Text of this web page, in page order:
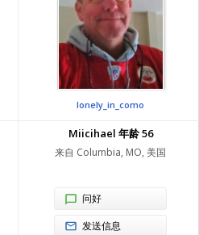
lonely_in_como
Miicihael 年龄 56
来自 Columbia, MO, 美国
问好
发送信息